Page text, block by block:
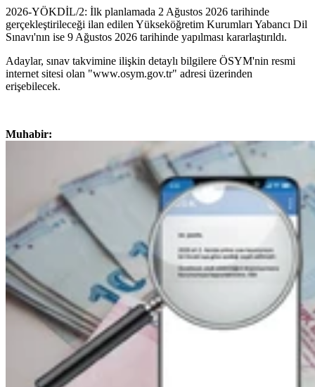
2026-YÖKDİL/2: İlk planlamada 2 Ağustos 2026 tarihinde
gerçekleştirileceği ilan edilen Yükseköğretim Kurumları Yabancı Dil
Sınavı'nın ise 9 Ağustos 2026 tarihinde yapılması kararlaştırıldı.
Adaylar, sınav takvimine ilişkin detaylı bilgilere ÖSYM'nin resmi
internet sitesi olan "www.osym.gov.tr" adresi üzerinden
erişebilecek.
Muhabir: